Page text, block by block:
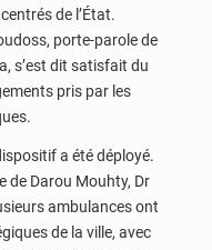
de l’État.
porte-parole de
s’est dit satisfait du
pris par les
a été déployé.
de Darou Mouhty, Dr
ambulances ont
de la ville, avec